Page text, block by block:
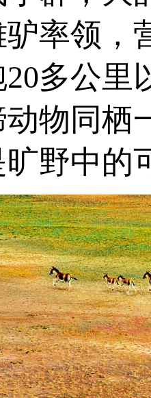
率领，
多公里
物同栖
野中的